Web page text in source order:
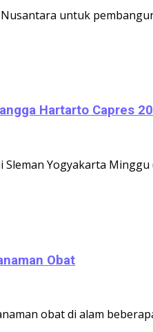
untuk
Hartarto Capres
Sleman Yogyakarta
Obat
obat di alam